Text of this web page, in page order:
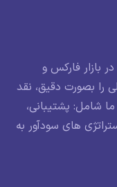
بازار فارکس و
را بصورت دقیق، نقد
شامل: پشتیبانی،
های سودآور به